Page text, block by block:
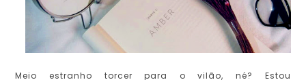
Meio estranho torcer para o vilão, né? Estou